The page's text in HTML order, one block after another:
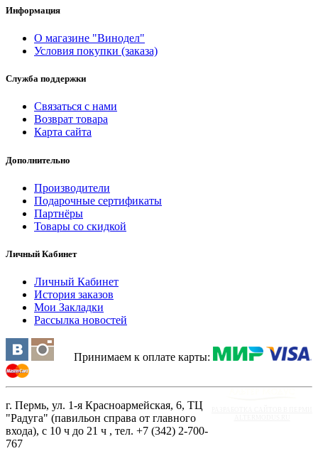
Информация
О магазине "Винодел"
Условия покупки (заказа)
Служба поддержки
Связаться с нами
Возврат товара
Карта сайта
Дополнительно
Производители
Подарочные сертификаты
Партнёры
Товары со скидкой
Личный Кабинет
Личный Кабинет
История заказов
Мои Закладки
Рассылка новостей
Принимаем к оплате карты:
г. Пермь, ул. 1-я Красноармейская, 6, ТЦ
"Радуга" (павильон справа от главного
входа), с 10 ч до 21 ч , тел. +7 (342) 2-700-
767